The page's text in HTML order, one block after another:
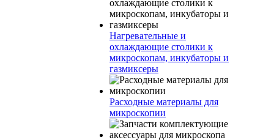
Нагревательные и
охлаждающие столики к
микроскопам, инкубаторы и
газмиксеры
Расходные материалы для
микроскопии